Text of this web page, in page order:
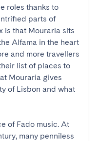
roles thanks to
parts of
is that Mouraria sits
Alfama in the heart
and more travellers
list of places to
Mouraria gives
of Lisbon and what
of Fado music. At
many penniless